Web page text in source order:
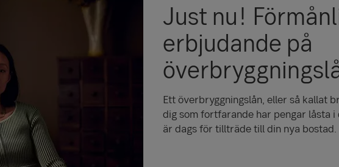
Just nu!
erbjudande på
Ett överbryggningslån, eller så kallat
dig som fortfarande har pengar låsta
är dags för tillträde till din nya bostad.